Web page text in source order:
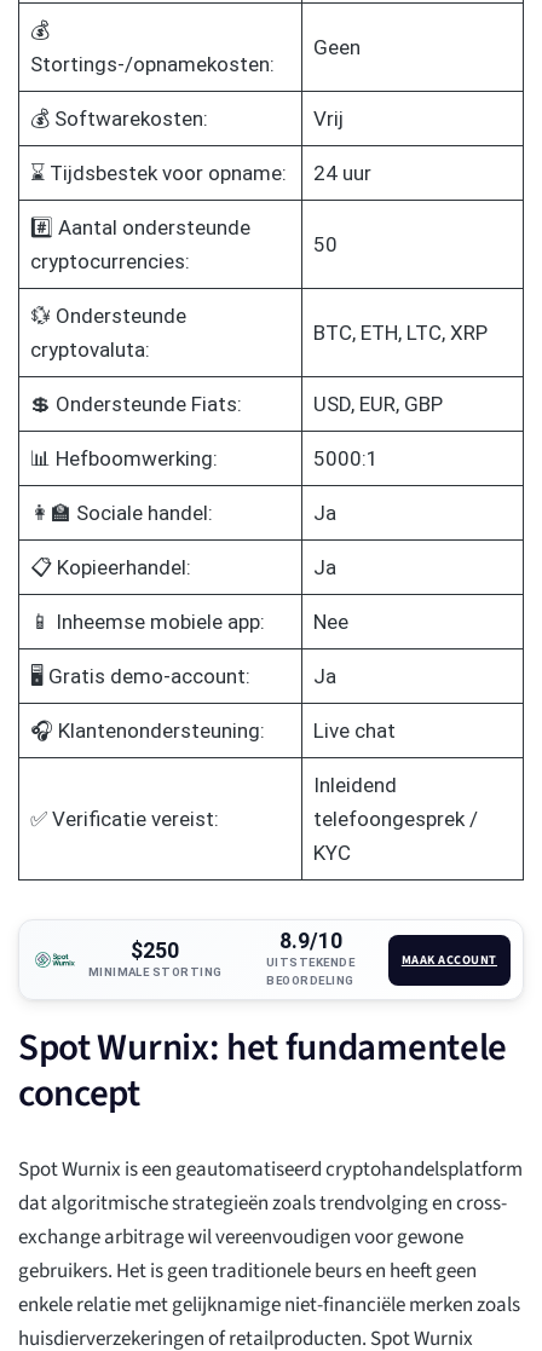
💰
Stortings-/opnamekosten:
Geen
💰 Softwarekosten: Vrij
⌛ Tijdsbestek voor opname: 24 uur
#️⃣ Aantal ondersteunde
cryptocurrencies:
50
💱 Ondersteunde
cryptovaluta:
BTC, ETH, LTC, XRP
💲 Ondersteunde Fiats: USD, EUR, GBP
📊 Hefboomwerking: 5000:1
👩‍🏫 Sociale handel: Ja
📋 Kopieerhandel: Ja
📱 Inheemse mobiele app: Nee
🖥️ Gratis demo-account: Ja
🎧 Klantenondersteuning: Live chat
✅ Verificatie vereist:
Inleidend
telefoongesprek /
KYC
$250
MINIMALE STORTING
8.9/10
UITSTEKENDE
BEOORDELING
MAAK ACCOUNT
Spot Wurnix: het fundamentele
concept
Spot Wurnix is een geautomatiseerd cryptohandelsplatform
dat algoritmische strategieën zoals trendvolging en cross-
exchange arbitrage wil vereenvoudigen voor gewone
gebruikers. Het is geen traditionele beurs en heeft geen
enkele relatie met gelijknamige niet-financiële merken zoals
huisdierverzekeringen of retailproducten. Spot Wurnix